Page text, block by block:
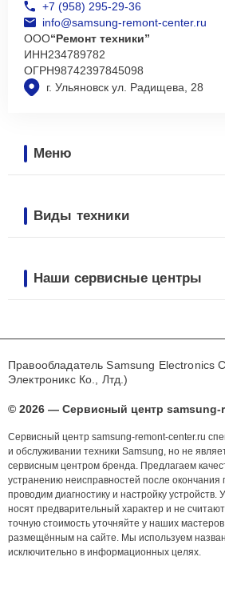
г. Ульяновск ул. Радищева, 28
+7 (958) 295-29-36
info@samsung-remont-center.ru
ООО“Ремонт техники”
ИНН234789782
ОГРН98742397845098
Меню
Виды техники
Наши сервисные центры
Правообладатель Samsung Electronics
Электроникс Ко., Лтд.)
© 2026 — Сервисный центр samsung-
Сервисный центр samsung-remont-center.ru
и обслуживании техники Samsung, но не
сервисным центром бренда. Предлагаем
устранению неисправностей после окончания
проводим диагностику и настройку
носят предварительный характер и не
точную стоимость уточняйте у наших
размещённым на сайте. Мы используем
исключительно в информационных целях.